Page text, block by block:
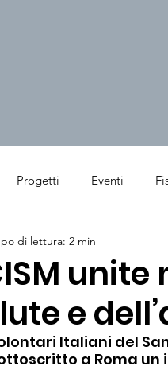
Progetti Eventi
e
di lettura: 2 min
Italiani del
a Roma